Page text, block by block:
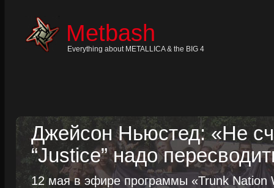
Metbash
Everything about METALLICA & the BIG 4
Джейсон Ньюстед: «Не
“Justice” надо
12 мая в эфире программы «Trunk Nation